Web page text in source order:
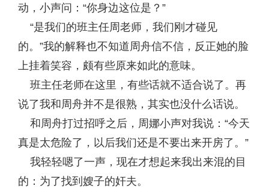
动，小声问：“你身边这位是？”
“是我们的班主任周老师，我们刚才碰见
的。”我的解释也不知道周舟信不信，反正她的脸
上挂着笑容，颇有些原来如此的意味。
班主任老师在这里，有些话就不适合说了。再
说了我和周舟并不是很熟，其实也没什么话说。
和周舟打过招呼之后，周娜小声对我说：“今天
真是太危险了，以后我们还是不要出来开房了。”
我轻轻嗯了一声，现在才想起来我出来混的目
的：为了找到嫂子的奸夫。